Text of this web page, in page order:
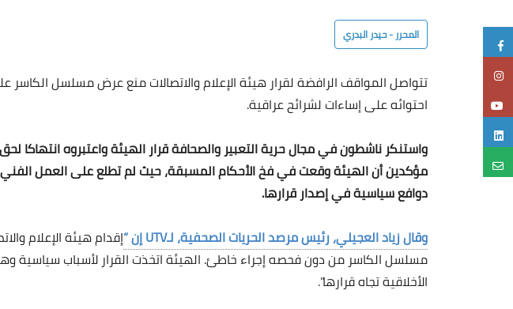
المحرر - حيدر البدري
احتوائه على إساءات لشرائح عراقية.
واستنكر ناشطون في مجال حرية التعبير والصحافة قرار الهيئة واعتبروه انتهاكا
مؤكدين أن الهيئة وقعت في فخ الأحكام المسبقة، حيث لم تطلع على العمل الفني
دوافع سياسية في إصدار قرارها.
وقال زياد العجيلي، رئيس مرصد الحريات الصحفية، لـUTV إن “
إقدام هيئة الإعلام
مسلسل الكاسر من دون فحصه إجراء خاطئ. الهيئة اتخذت القرار لأسباب سياسية
الأخلاقية تجاه قرارها”.